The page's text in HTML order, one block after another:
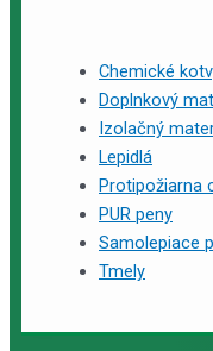
Chemické
Doplnkový
Izolačný
Lepidlá
Protipožiarna
PUR peny
Samolepiace
Tmely